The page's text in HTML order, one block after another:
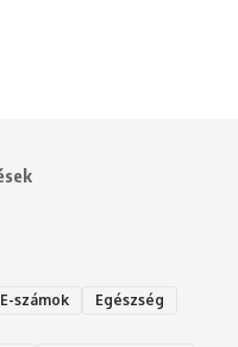
E-számok
Egészség